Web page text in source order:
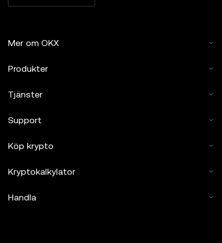
Mer om OKX
Produkter
Tjänster
Support
Köp krypto
Kryptokalkylator
Handla